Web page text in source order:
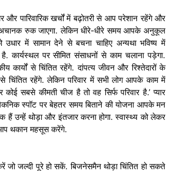
और पारिवारिक खर्चों में बढ़ोतरी से आप परेशान रहेंगे और
रुक जाएगा. लेकिन धीरे-धीरे समय आपके अनुकूल
को उधार में सामान देने से बचना चाहिए अन्यथा भविष्य में
कार्यस्थल पर सीमित संसाधनों से काम चलाना पड़ेगा.
कार्यों से चिंतित रहेंगे. दांपत्य जीवन और रिश्तेदारों के
चिंतित रहेंगे. लेकिन परिवार में सभी लोग आपके काम में
सबसे कीमती चीज है तो वह सिर्फ परिवार है.’ प्यार
स्पॉट पर बेहतर समय बिताने की योजना आपके मन
हैं उन्हें थोड़ा और इंतजार करना होगा. स्वास्थ्य को लेकर
थकान महसूस करेंगे.
जल्दी पूरे हो सकें. बिजनेसमैन थोड़ा चिंतित हो सकते